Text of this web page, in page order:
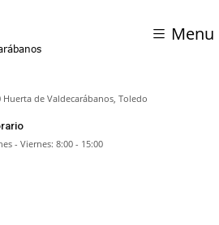
Menu
de Valdecarábanos, Toledo
- Viernes: 8:00 - 15:00